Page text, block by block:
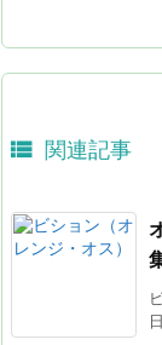
 関連記事